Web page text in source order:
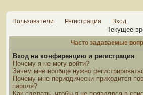
Пользователи Регистрация Вход
Текущее
Часто задаваемые
Вход на конференцию и регистрация
Почему я не могу войти?
Зачем мне вообще нужно
Почему мне периодически приходится
пароля?